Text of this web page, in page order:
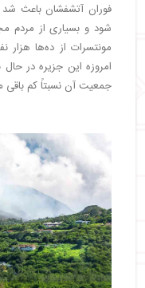
فوران آتشفشان باعث
شود و بسیاری از مردم
امروزه این جزیره در
جمعیت آن نسبتاً کم باقی